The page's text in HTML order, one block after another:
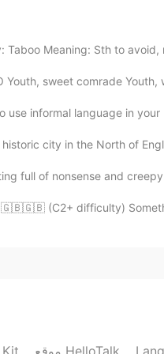
nada, y en lugar de
Taboo Meaning: Sth to avoid,
Youth, sweet comrade Youth,
use informal language in your
city in the North of
full of nonsense and
(C2+ difficulty)
Kit موقع HelloTalk